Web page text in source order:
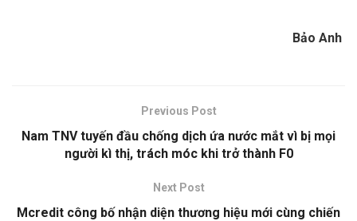
Bảo Anh
Previous Post
Nam TNV tuyến đầu chống dịch ứa nước mắt vì bị mọi
người kì thị, trách móc khi trở thành F0
Next Post
Mcredit công bố nhận diện thương hiệu mới cùng chiến